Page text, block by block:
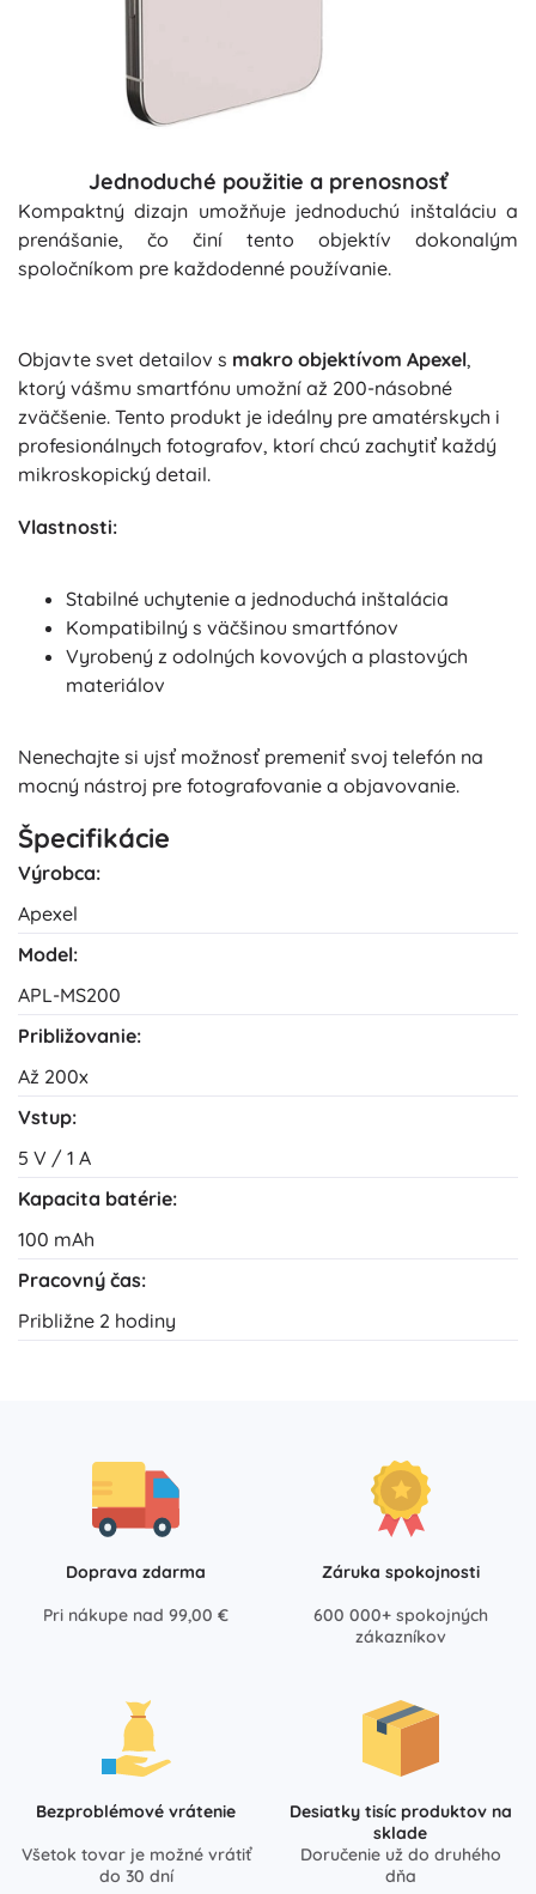
Jednoduché použitie a prenosnosť
Kompaktný dizajn umožňuje jednoduchú inštaláciu a
prenášanie, čo činí tento objektív dokonalým
spoločníkom pre každodenné používanie.
Objavte svet detailov s makro objektívom Apexel,
ktorý vášmu smartfónu umožní až 200-násobné
zväčšenie. Tento produkt je ideálny pre amatérskych i
profesionálnych fotografov, ktorí chcú zachytiť každý
mikroskopický detail.
Vlastnosti:
Stabilné uchytenie a jednoduchá inštalácia
Kompatibilný s väčšinou smartfónov
Vyrobený z odolných kovových a plastových
materiálov
Nenechajte si ujsť možnosť premeniť svoj telefón na
mocný nástroj pre fotografovanie a objavovanie.
Špecifikácie
Výrobca:
Apexel
Model:
APL-MS200
Približovanie:
Až 200x
Vstup:
5 V / 1 A
Kapacita batérie:
100 mAh
Pracovný čas:
Približne 2 hodiny
Doprava zdarma
Pri nákupe nad 99,00 €
Záruka spokojnosti
600 000+ spokojných
zákazníkov
Bezproblémové vrátenie
Všetok tovar je možné vrátiť
do 30 dní
Desiatky tisíc produktov na
sklade
Doručenie už do druhého
dňa